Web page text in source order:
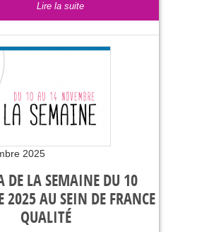
Lire la suite
2025
DE LA SEMAINE DU 10
2025 AU SEIN DE FRANCE
QUALITÉ